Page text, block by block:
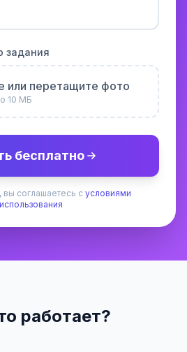
задания
или перетащите фото
10 МБ
бесплатно
вы соглашаетесь с условиями
использования
работает?